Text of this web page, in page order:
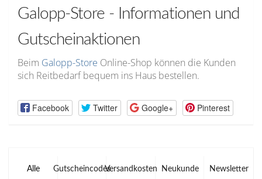
Galopp-Store - Informationen und
Gutscheinaktionen
Beim Galopp-Store Online-Shop können die Kunden
sich Reitbedarf bequem ins Haus bestellen.
Facebook Twitter Google+ Pinterest
Alle GutscheincodesVersandkosten Neukunde Newsletter